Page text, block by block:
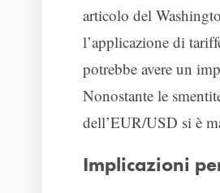
articolo del
l’applicazione di
potrebbe avere un
Nonostante le
dell’EUR/USD si è
Implicazioni